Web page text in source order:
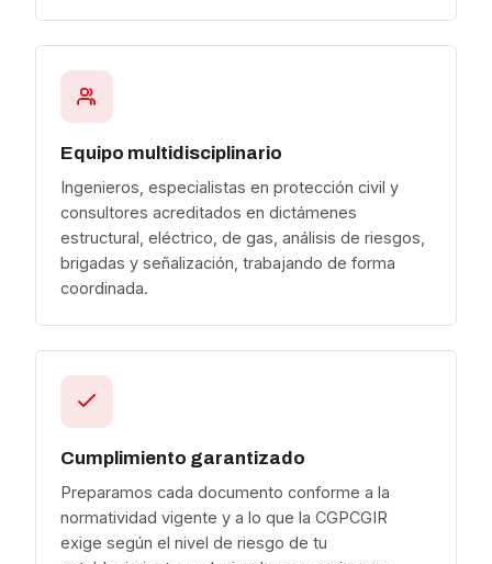
Equipo multidisciplinario
Ingenieros, especialistas en protección civil y
consultores acreditados en dictámenes
estructural, eléctrico, de gas, análisis de riesgos,
brigadas y señalización, trabajando de forma
coordinada.
Cumplimiento garantizado
Preparamos cada documento conforme a la
normatividad vigente y a lo que la CGPCGIR
exige según el nivel de riesgo de tu